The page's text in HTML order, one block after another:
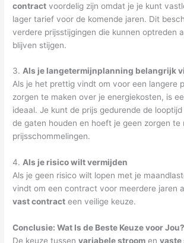
contract voordelig zijn omdat je je kunt
lager tarief voor de komende jaren. Dit
verdere prijsstijgingen die kunnen optreden
blijven stijgen.
3.Als je langetermijnplanning belangrijk
Als je het prettig vindt om voor een langere
zorgen te maken over je energiekosten, is
ideaal. Je kunt de prijs gedurende de
de gaten houden en hoeft je geen zorgen te
prijsschommelingen.
4.Als je risico wilt vermijden
Als je geen risico wilt lopen met je
vindt om een contract voor meerdere jaren
vast contract een veilige keuze.
Conclusie: Wat Is de Beste Keuze voor Jou?
De keuze tussenvariabele stroom envaste